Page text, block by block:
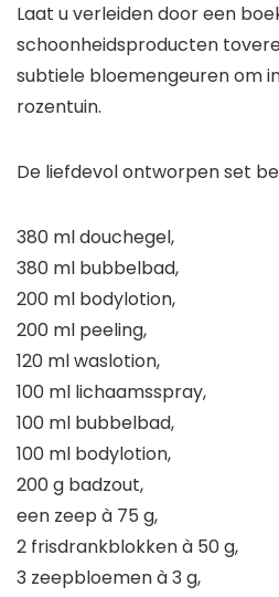
Laat u verleiden door een
schoonheidsproducten
subtiele bloemengeuren om
rozentuin.
De liefdevol ontworpen set
380 ml douchegel,
380 ml bubbelbad,
200 ml bodylotion,
200 ml peeling,
120 ml waslotion,
100 ml lichaamsspray,
100 ml bubbelbad,
100 ml bodylotion,
200 g badzout,
een zeep à 75 g,
2 frisdrankblokken à 50 g,
3 zeepbloemen à 3 g,